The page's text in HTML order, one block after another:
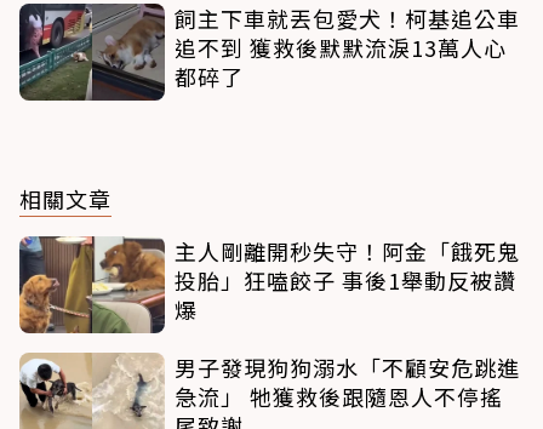
飼主下車就丟包愛犬！柯基追公車
追不到 獲救後默默流淚13萬人心
都碎了
相關文章
主人剛離開秒失守！阿金「餓死鬼
投胎」狂嗑餃子 事後1舉動反被讚
爆
男子發現狗狗溺水「不顧安危跳進
急流」 牠獲救後跟隨恩人不停搖